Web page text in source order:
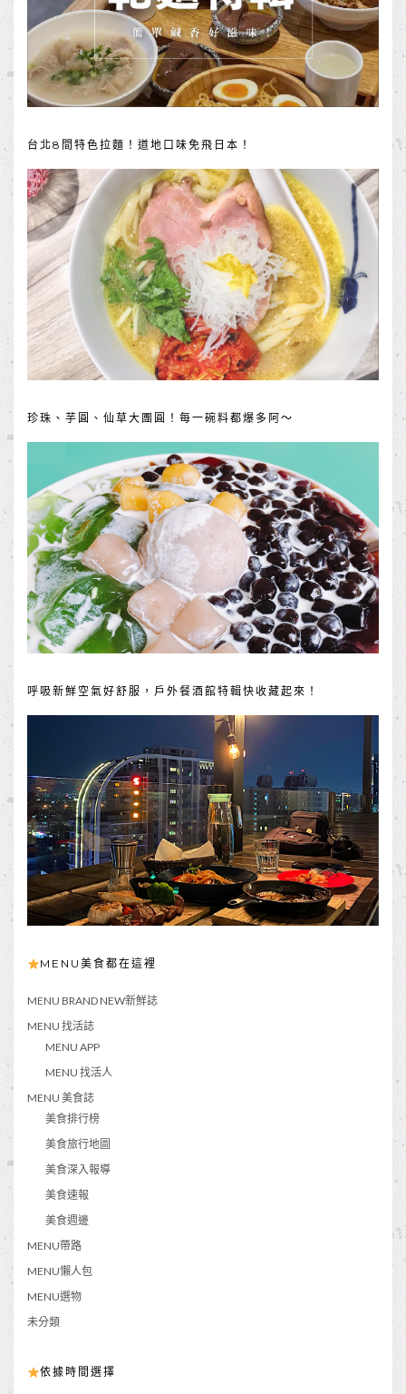
台北8間特色拉麵！道地口味免飛日本！
珍珠、芋圓、仙草大團圓！每一碗料都爆多阿～
呼吸新鮮空氣好舒服，戶外餐酒館特輯快收藏起來！
MENU美食都在這裡
MENU BRAND NEW新鮮誌
MENU 找活誌
MENU APP
MENU 找活人
MENU 美食誌
美食排行榜
美食旅行地圖
美食深入報導
美食速報
美食週邊
MENU帶路
MENU懶人包
MENU選物
未分類
依據時間選擇